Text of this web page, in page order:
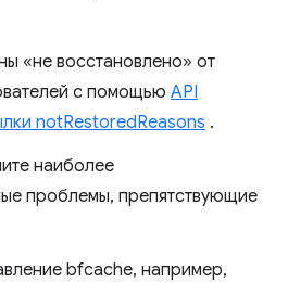
«не восстановлено» от
с помощью API
notRestoredReasons .
наиболее
проблемы, препятствующие
bfcache, например,